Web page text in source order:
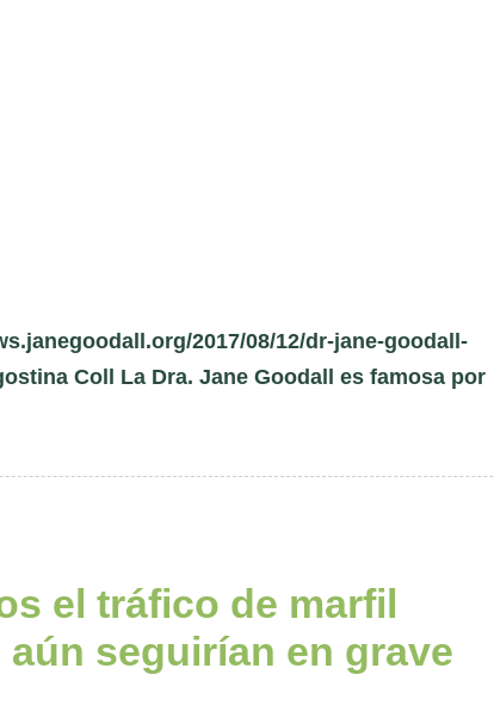
2017/08/12/dr-jane-goodall-
Coll La Dra. Jane Goodall es famosa por
el tráfico de marfil
seguirían en grave